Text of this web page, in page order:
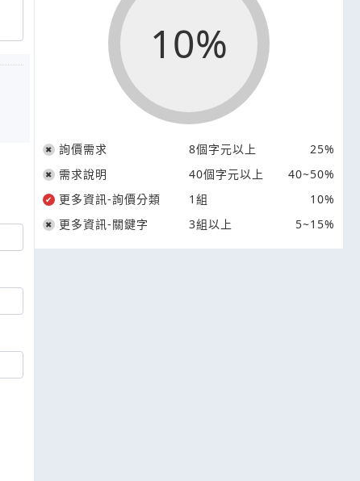
10%
詢價需求 8個字元以上
25%
需求說明
40個字元以上
40~50%
更多資訊-詢價分類
1組
10%
更多資訊-關鍵字
3組以上 5~15%